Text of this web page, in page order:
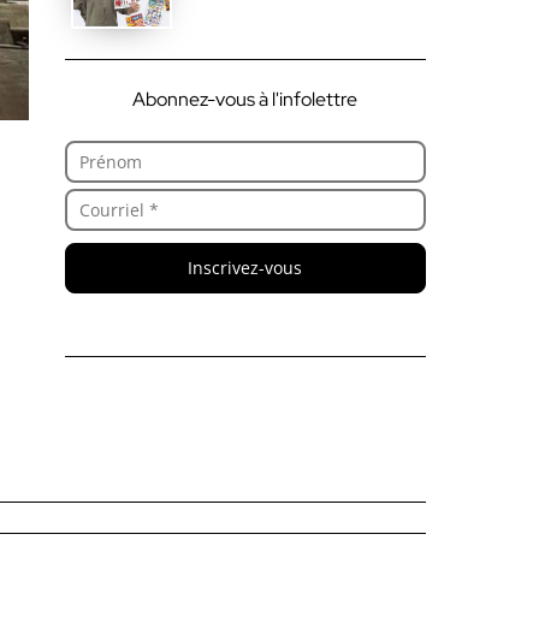
Abonnez-vous à l'infolettre
Inscrivez-vous